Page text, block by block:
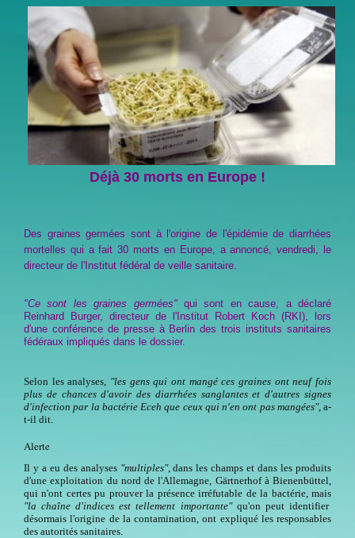
Déjà 30 morts en Europe !
Des graines germées sont à l'origine de l'épidémie de diarrhées
mortelles qui a fait 30 morts en Europe, a annoncé, vendredi, le
directeur de l'Institut fédéral de veille sanitaire.
"Ce sont les graines germées"qui sont en cause, a déclaré
Reinhard Burger, directeur de l'Institut Robert Koch (RKI), lors
d'une conférence de presse à Berlin des trois instituts sanitaires
fédéraux impliqués dans le dossier.
Selon les analyses, "les gens qui ont mangé ces graines ont neuf fois
plus de chances d'avoir des diarrhées sanglantes et d'autres signes
d'infection par la bactérie Eceh que ceux qui n'en ont pas mangées", a-
t-il dit.
Alerte
Il y a eu des analyses "multiples", dans les champs et dans les produits
d'une exploitation du nord de l'Allemagne, Gärtnerhof à Bienenbüttel,
qui n'ont certes pu prouver la présence irréfutable de la bactérie, mais
"la chaîne d'indices est tellement importante"qu'on peut identifier
désormais l'origine de la contamination, ont expliqué les responsables
des autorités sanitaires.